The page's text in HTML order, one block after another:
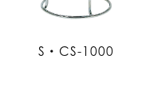
S・CS-1000